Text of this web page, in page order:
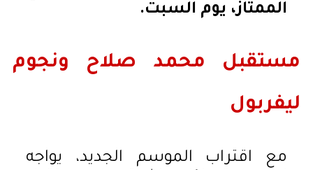
الممتاز، يوم السبت.
مستقبل محمد صلاح ونجوم
ليفربول
مع اقتراب الموسم الجديد، يواجه